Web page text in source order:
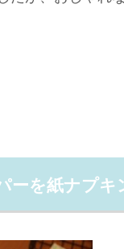
ーを紙ナプキ